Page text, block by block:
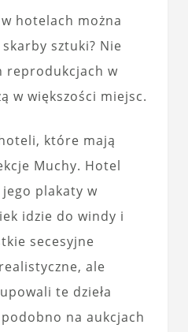
hotelach można
sztuki? Nie
reprodukcjach w
w większości miejsc.
które mają
Muchy. Hotel
plakaty w
idzie do windy i
secesyjne
ale
te dzieła
na aukcjach